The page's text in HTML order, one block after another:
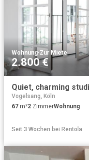
Wohnung·Zur Miete
2.800 €
Vogelsang, Köln
67 m²2 ZimmerWohnung
Seit 3 Wochen bei Rentola